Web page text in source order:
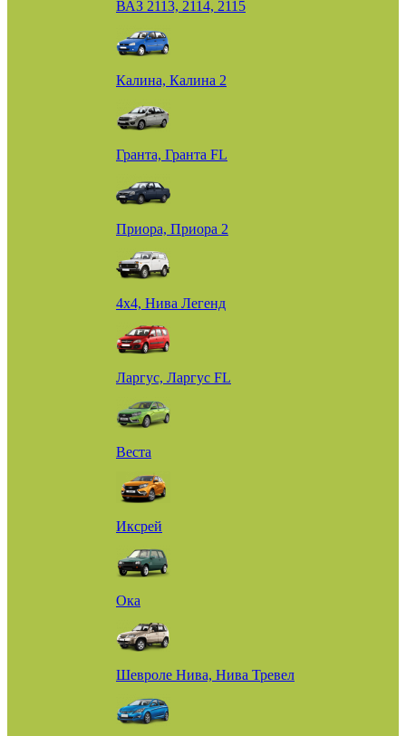
ВАЗ 2113, 2114, 2115
Калина, Калина 2
Гранта, Гранта FL
Приора, Приора 2
4х4, Нива Легенд
Ларгус, Ларгус FL
Веста
Иксрей
Ока
Шевроле Нива, Нива Тревел